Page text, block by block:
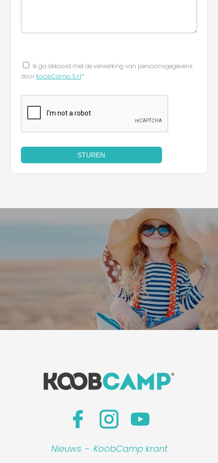
Ik ga akkoord met de verwerking van persoonsgegevens
door KoobCamp S.r.l*
STUREN
Nieuws - KoobCamp krant